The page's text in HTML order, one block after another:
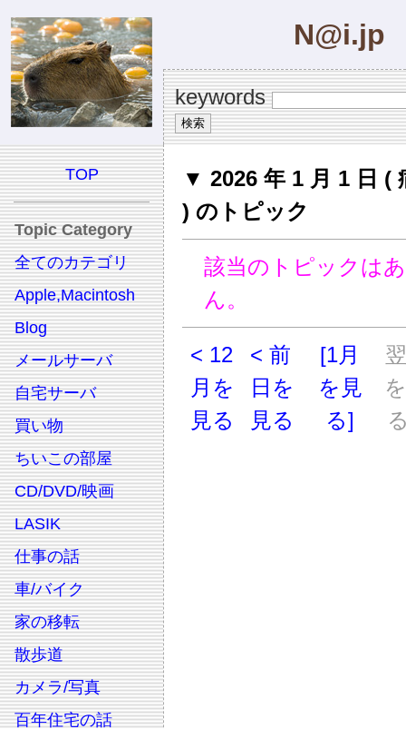
N@i.jp
keywords
TOP
Topic Category
全てのカテゴリ
Apple,Macintosh
Blog
メールサーバ
自宅サーバ
買い物
ちいこの部屋
CD/DVD/映画
LASIK
仕事の話
車/バイク
家の移転
散歩道
カメラ/写真
百年住宅の話
▼ 2026 年 1 月 1 日 (
) のトピック
該当のトピックは
ん。
< 12
月を
見る
< 前
日を
見る
[1月
を見
る]